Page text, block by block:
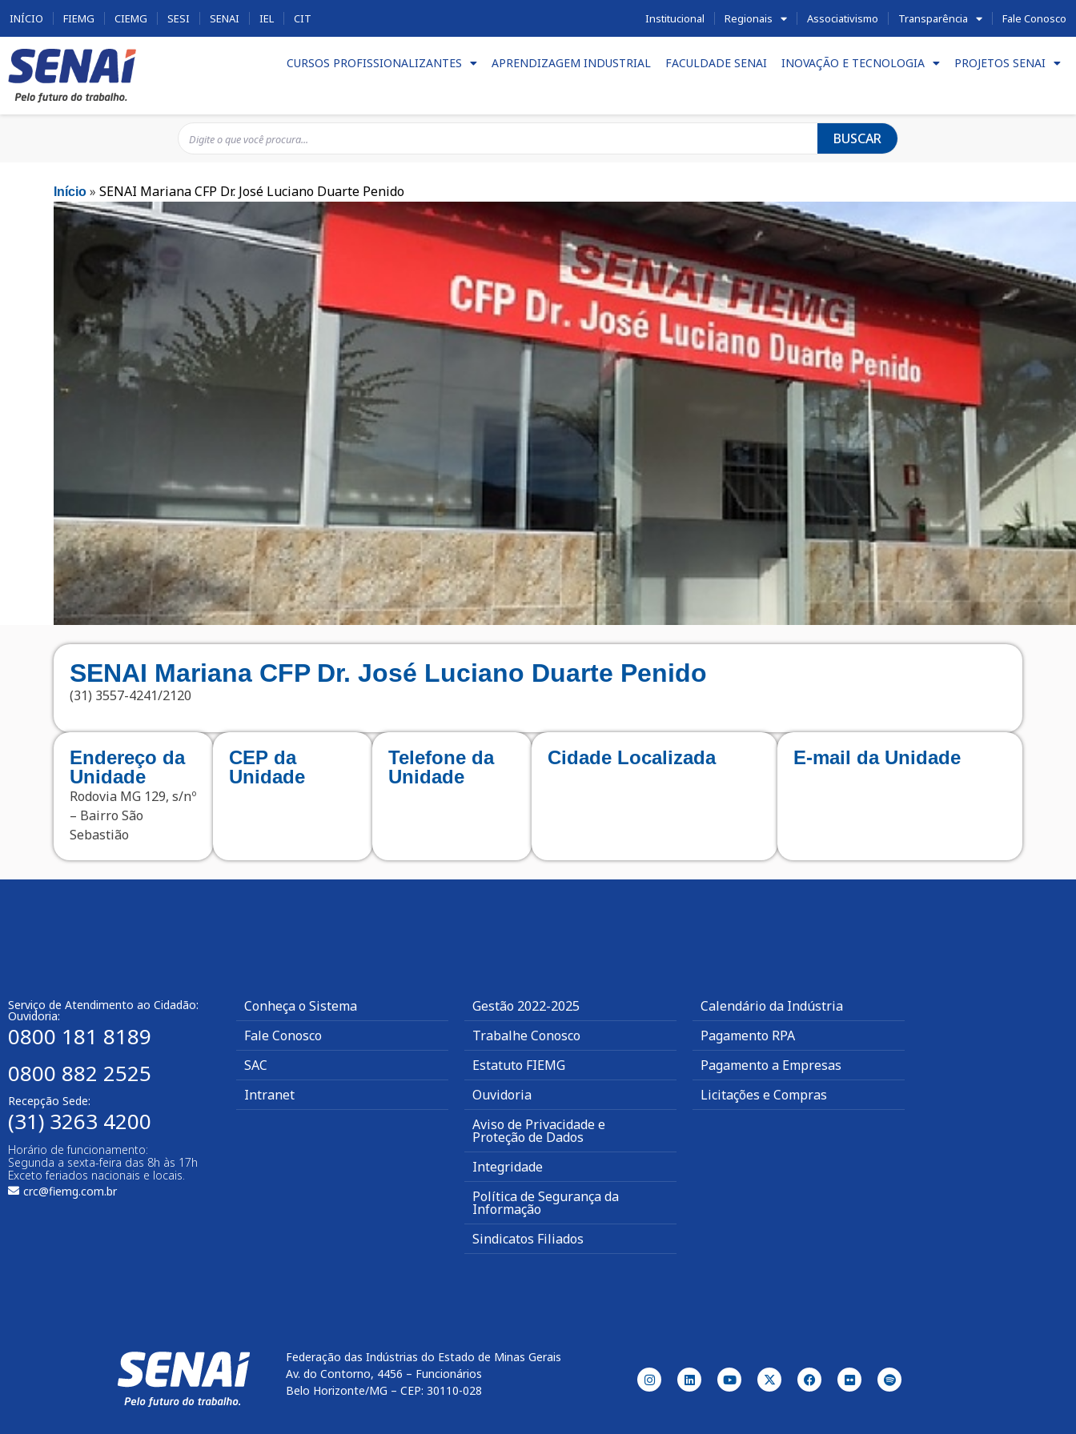
INÍCIO FIEMG CIEMG SESI SENAI IEL CIT Institucional Regionais Associativismo Transparência Fale Conosco
CURSOS PROFISSIONALIZANTES APRENDIZAGEM INDUSTRIAL FACULDADE SENAI INOVAÇÃO E TECNOLOGIA PROJETOS SENAI
BUSCAR
Início »SENAI Mariana CFP Dr. José Luciano Duarte Penido
SENAI Mariana CFP Dr. José Luciano Duarte Penido
(31) 3557-4241/2120
Endereço da
Unidade
Rodovia MG 129, s/nº
– Bairro São
Sebastião
CEP da
Unidade
Telefone da
Unidade
Cidade Localizada E-mail da Unidade
Serviço de Atendimento ao Cidadão:
Ouvidoria:
0800 181 8189
0800 882 2525
Recepção Sede:
(31) 3263 4200
Horário de funcionamento:
Segunda a sexta-feira das 8h às 17h
Exceto feriados nacionais e locais.
crc@fiemg.com.br
Conheça o Sistema
Fale Conosco
SAC
Intranet
Gestão 2022-2025
Trabalhe Conosco
Estatuto FIEMG
Ouvidoria
Aviso de Privacidade e
Proteção de Dados
Integridade
Política de Segurança da
Informação
Sindicatos Filiados
Calendário da Indústria
Pagamento RPA
Pagamento a Empresas
Licitações e Compras
Federação das Indústrias do Estado de Minas Gerais
Av. do Contorno, 4456 – Funcionários
Belo Horizonte/MG – CEP: 30110-028